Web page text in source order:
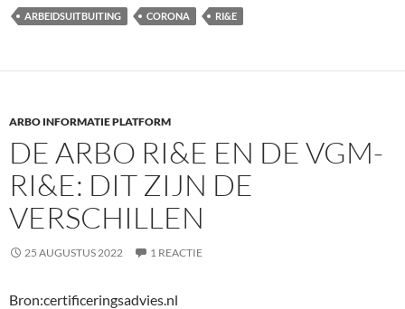
ARBEIDSUITBUITING CORONA RI&E
ARBO INFORMATIE PLATFORM
DE ARBO RI&E EN DE VGM-
RI&E: DIT ZIJN DE
VERSCHILLEN
25 AUGUSTUS 2022 1 REACTIE
Bron:certificeringsadvies.nl